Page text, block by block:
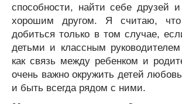
способности, найти себе друзей
хорошим другом. Я считаю,
добиться только в том случае,
детьми и классным
как связь между ребенком и
очень важно окружить детей
и быть всегда рядом с ними.